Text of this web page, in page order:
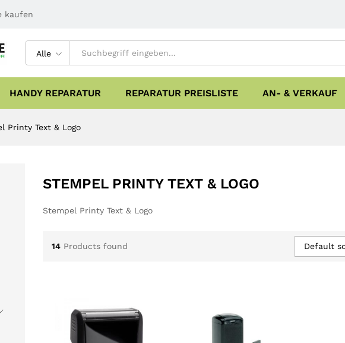
kaufen
Alle
HANDY REPARATUR REPARATUR PREISLISTE AN- & VERKAUF
Printy Text & Logo
STEMPEL PRINTY TEXT & LOGO
Stempel Printy Text & Logo
14 Products found Default